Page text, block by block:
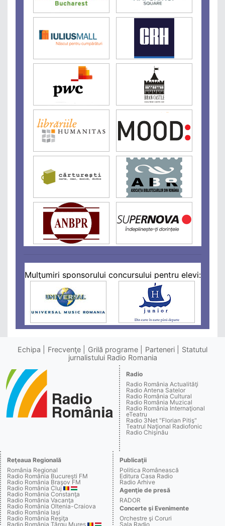
Mulţumiri sponsorului concursului pentru elevi:
Echipa Frecvenţe Grilă programe Parteneri
Statutul
jurnalistului Radio Romania
Radio
Radio România Actualităţi
Radio Antena Satelor
Radio România Cultural
Radio România Muzical
Radio România Internaţional
eTeatru
Radio 3Net "Florian Pitiş"
Teatrul Naţional Radiofonic
Radio Chişinău
Reţeaua Regională
România Regional
Radio România Bucureşti FM
Radio România Braşov FM
Radio România Cluj
Radio România Constanţa
Radio România Vacanţa
Radio România Oltenia-Craiova
Radio România Iaşi
Radio România Reşiţa
Radio România Târgu Mureş
Publicaţii
Politica Românească
Editura Casa Radio
Radio Arhive
Agenţie de presă
RADOR
Concerte şi Evenimente
Orchestre şi Coruri
Sala Radio